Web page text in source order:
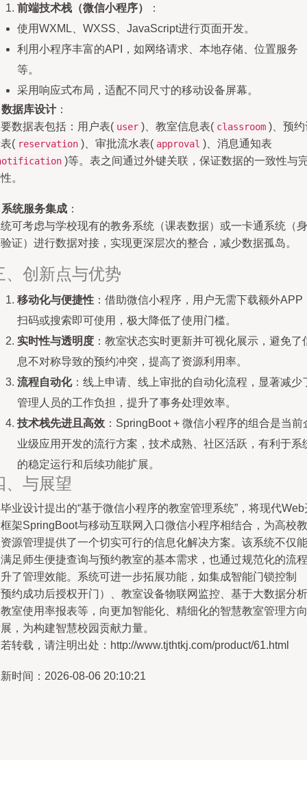
前端技术栈（微信小程序）
：
使用WXML、WXSS、JavaScript进行页面开发。
利用小程序丰富的API，如网络请求、本地存储、位置服务
等。
采用响应式布局，适配不同尺寸的移动设备屏幕。
数据库设计：
数据表包括：用户表( user )、教室信息表( classroom )、预约
( reservation )、审批流水表( approval )、消息通知表
)等。表之间通过外键关联，保证数据的一致性与
。
系统服务集成 ：
可考虑与学校现有的教务系统（课表数据）或一卡通系统（身
证）进行数据对接，实现更深层次的整合，减少数据孤岛。
、创新点与优势
移动化与便捷性 ：借助微信小程序，用户无需下载额外APP
扫码或搜索即可使用，极大降低了使用门槛。
实时性与透明度 ：教室状态实时更新并可视化展示，避免了
息不对称导致的预约冲突，提高了资源利用率。
流程自动化：线上申请、线上审批的自动化流程，显著减少
管理人员的工作负担，提升了事务处理效率。
技术栈先进且高效 ：SpringBoot + 微信小程序的组合是当前
业级应用开发的流行方案，技术成熟、社区活跃，有利于系
的稳定运行和后续功能扩展。
、与展望
业设计提出的“基于微信小程序的教室管理系统”，将现代Web
架SpringBoot与移动互联网入口微信小程序相结合，为高校教
源管理提供了一个切实可行的信息化解决方案。该系统不仅能
足师生便捷查询与预约教室的基本需求，也通过规范化的流程
了管理效能。系统可进一步拓展功能，如集成智能门锁控制
约成功后授权开门）、教室设备物联网监控、基于大数据分析
室使用率报表等，向更加智能化、精细化的智慧教室管理方向
，为构建智慧校园贡献力量。
转载，请注明出处：http://www.tjthtkj.com/product/61.html
时间：2026-08-06 20:10:21